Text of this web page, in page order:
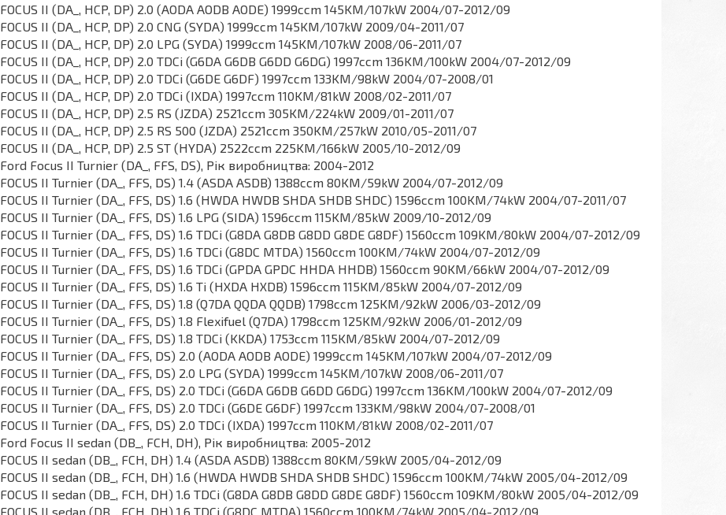
FOCUS II (DA_, HCP, DP) 2.0 (AODA AODB AODE) 1999ccm 145KM/107kW 2004/07-2012/09
FOCUS II (DA_, HCP, DP) 2.0 CNG (SYDA) 1999ccm 145KM/107kW 2009/04-2011/07
FOCUS II (DA_, HCP, DP) 2.0 LPG (SYDA) 1999ccm 145KM/107kW 2008/06-2011/07
FOCUS II (DA_, HCP, DP) 2.0 TDCi (G6DA G6DB G6DD G6DG) 1997ccm 136KM/100kW 2004/07-2012/09
FOCUS II (DA_, HCP, DP) 2.0 TDCi (G6DE G6DF) 1997ccm 133KM/98kW 2004/07-2008/01
FOCUS II (DA_, HCP, DP) 2.0 TDCi (IXDA) 1997ccm 110KM/81kW 2008/02-2011/07
FOCUS II (DA_, HCP, DP) 2.5 RS (JZDA) 2521ccm 305KM/224kW 2009/01-2011/07
FOCUS II (DA_, HCP, DP) 2.5 RS 500 (JZDA) 2521ccm 350KM/257kW 2010/05-2011/07
FOCUS II (DA_, HCP, DP) 2.5 ST (HYDA) 2522ccm 225KM/166kW 2005/10-2012/09
Ford Focus II Turnier (DA_, FFS, DS), Рік виробництва: 2004-2012
FOCUS II Turnier (DA_, FFS, DS) 1.4 (ASDA ASDB) 1388ccm 80KM/59kW 2004/07-2012/09
FOCUS II Turnier (DA_, FFS, DS) 1.6 (HWDA HWDB SHDA SHDB SHDC) 1596ccm 100KM/74kW 2004/07-2011/07
FOCUS II Turnier (DA_, FFS, DS) 1.6 LPG (SIDA) 1596ccm 115KM/85kW 2009/10-2012/09
FOCUS II Turnier (DA_, FFS, DS) 1.6 TDCi (G8DA G8DB G8DD G8DE G8DF) 1560ccm 109KM/80kW 2004/07-2012/09
FOCUS II Turnier (DA_, FFS, DS) 1.6 TDCi (G8DC MTDA) 1560ccm 100KM/74kW 2004/07-2012/09
FOCUS II Turnier (DA_, FFS, DS) 1.6 TDCi (GPDA GPDC HHDA HHDB) 1560ccm 90KM/66kW 2004/07-2012/09
FOCUS II Turnier (DA_, FFS, DS) 1.6 Ti (HXDA HXDB) 1596ccm 115KM/85kW 2004/07-2012/09
FOCUS II Turnier (DA_, FFS, DS) 1.8 (Q7DA QQDA QQDB) 1798ccm 125KM/92kW 2006/03-2012/09
FOCUS II Turnier (DA_, FFS, DS) 1.8 Flexifuel (Q7DA) 1798ccm 125KM/92kW 2006/01-2012/09
FOCUS II Turnier (DA_, FFS, DS) 1.8 TDCi (KKDA) 1753ccm 115KM/85kW 2004/07-2012/09
FOCUS II Turnier (DA_, FFS, DS) 2.0 (AODA AODB AODE) 1999ccm 145KM/107kW 2004/07-2012/09
FOCUS II Turnier (DA_, FFS, DS) 2.0 LPG (SYDA) 1999ccm 145KM/107kW 2008/06-2011/07
FOCUS II Turnier (DA_, FFS, DS) 2.0 TDCi (G6DA G6DB G6DD G6DG) 1997ccm 136KM/100kW 2004/07-2012/09
FOCUS II Turnier (DA_, FFS, DS) 2.0 TDCi (G6DE G6DF) 1997ccm 133KM/98kW 2004/07-2008/01
FOCUS II Turnier (DA_, FFS, DS) 2.0 TDCi (IXDA) 1997ccm 110KM/81kW 2008/02-2011/07
Ford Focus II sedan (DB_, FCH, DH), Рік виробництва: 2005-2012
FOCUS II sedan (DB_, FCH, DH) 1.4 (ASDA ASDB) 1388ccm 80KM/59kW 2005/04-2012/09
FOCUS II sedan (DB_, FCH, DH) 1.6 (HWDA HWDB SHDA SHDB SHDC) 1596ccm 100KM/74kW 2005/04-2012/09
FOCUS II sedan (DB_, FCH, DH) 1.6 TDCi (G8DA G8DB G8DD G8DE G8DF) 1560ccm 109KM/80kW 2005/04-2012/09
FOCUS II sedan (DB_, FCH, DH) 1.6 TDCi (G8DC MTDA) 1560ccm 100KM/74kW 2005/04-2012/09